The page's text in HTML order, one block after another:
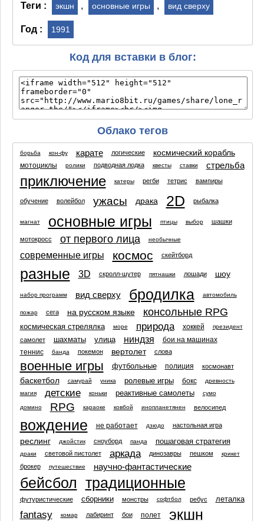
Теги : экшн , основные игры , вид сверху
Год : 1991
Код для вставки в блог:
Облако тегов
борьба кон-фу карате логические космический корабль
мотоциклы ролики подводная лодка квесты ставки стрельба
приключение катеры регби тетрис вампиры
обучение волейбол ужасы драка 2D рыбалка
магнат основные игры птицы выбор шашки
мотокросс от первого лица необычные
современные игры космос скейтборд
разные 3D скролл-шутер пятнашки лошади шоу
набор программ вид сверху бродилка автомобиль
пожар сега на русском языке консольные RPG
космическая стрелялка море природа хоккей президент
самолет шахматы улица ниндзя
бои на машинах
теннис
банда покемон вертолет слова
военные игры футбольные полиция космонавт
баскетбол самурай уника ролевые игры бокс
древность
магия
детские коньки реактивные самолеты сумо
домино RPG караоке ковбой инопланетянен велосипед
вождение не работает дзюдо настольная игра
реслинг джойстик сноуборд панда пошаговая стратегия
драки световой пистолет аркада динозавры пешком крикет
брокер путешествие научно-фантастические
бейсбол традиционные
футуристические сборники монстры софтбол ребус леталка
fantasy комар лабиринт бои полет
экшн